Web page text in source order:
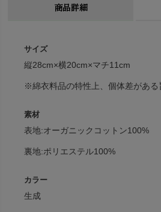
商品詳細
サイズ
縦28cm×横20cm×マチ11cm
※綿衣料品の特性上、個体差がある
素材
表地:オーガニックコットン100%
裏地:ポリエステル100%
カラー
生成